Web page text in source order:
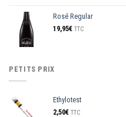
Rosé Regular
19,95€ TTC
PETITS PRIX
Ethylotest
2,50€ TTC